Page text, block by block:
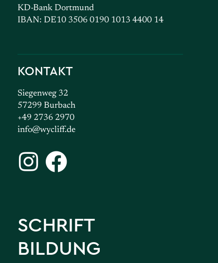
KONTAKT
Siegenweg 32
57299 Burbach
+49 2736 2970
info@wycliff.de
KD-Bank Dortmund
IBAN: DE10 3506 0190 1013 4400 14
SCHRIFT
BILDUNG